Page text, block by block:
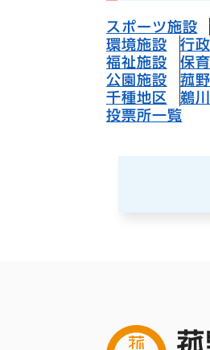
スポーツ施設
環境施設
行
福祉施設
保
公園施設
菰
千種地区
鵜
投票所一覧